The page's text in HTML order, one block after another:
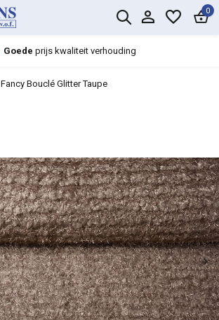
0
Goede prijs kwaliteit verhouding
Fancy Bouclé Glitter Taupe